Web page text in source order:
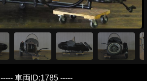
----- 車両ID:1785 -----